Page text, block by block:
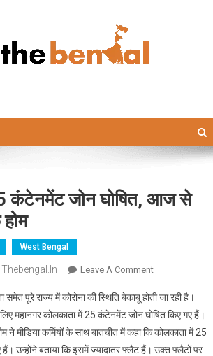
कंटेनमेंट जोन घोषित, आज से
West Bengal
Thebengal.in Leave A CommentOn
में
25
कंटेनमेंट
जोन
समेत पूरे राज्य में कोरोना की स्थिति बेकाबू होती जा रही है।
महानगर कोलकाता में 25 कंटेनमेंट जोन घोषित किए गए हैं।
ने मीडिया कर्मियों के साथ बातचीत में कहा कि कोलकाता में 25
उन्होंने बताया कि इसमें ज्यादातर फ्लैट हैं। उक्त फ्लैटों पर